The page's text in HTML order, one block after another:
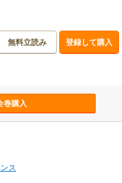
無料立読み 登録して購入
巻購入
ス